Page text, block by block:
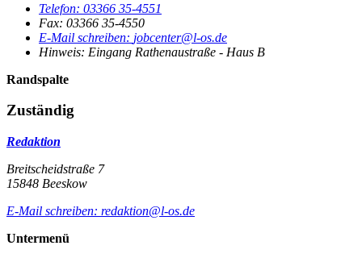
Telefon: 03366 35-4551
Fax: 03366 35-4550
E-Mail schreiben: jobcenter@l-os.de
Hinweis: Eingang Rathenaustraße - Haus B
Randspalte
Zuständig
Redaktion
Breitscheidstraße 7
15848 Beeskow
E-Mail schreiben: redaktion@l-os.de
Untermenü